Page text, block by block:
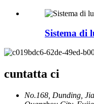
Sistema di
cuntatta ci
No.168, Dunding,